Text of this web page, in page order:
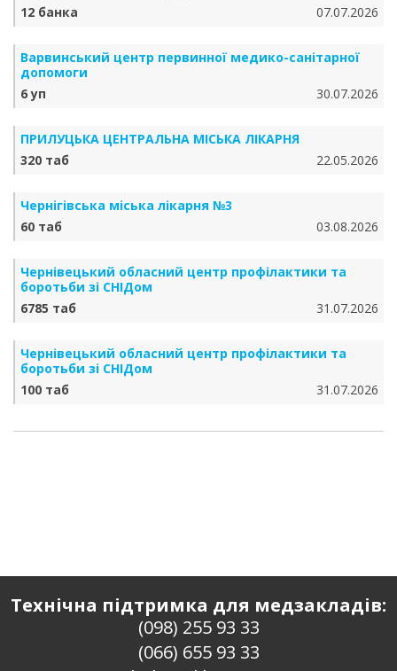
12 банка
07.07.2026
Варвинський центр первинної медико-санітарної
допомоги
6 уп
30.07.2026
ПРИЛУЦЬКА ЦЕНТРАЛЬНА МІСЬКА ЛІКАРНЯ
320 таб
22.05.2026
Чернігівська міська лікарня №3
60 таб
03.08.2026
Чернівецький обласний центр профілактики та
боротьби зі СНІДом
6785 таб
31.07.2026
Чернівецький обласний центр профілактики та
боротьби зі СНІДом
100 таб
31.07.2026
Технічна підтримка для медзакладів:
(098) 255 93 33
(066) 655 93 33